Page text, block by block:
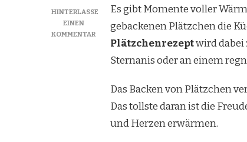
HINTERLASSE
EINEN
KOMMENTARZU
EINFACHES
PLÄTZCHEN
JEDEN
ANLASS
Es gibt Momente voller
gebackenen Plätzchen die
Plätzchenrezeptwird dabei
Sternanis oder an einem
Das Backen von Plätzchen
Das tollste daran ist die
und Herzen erwärmen.